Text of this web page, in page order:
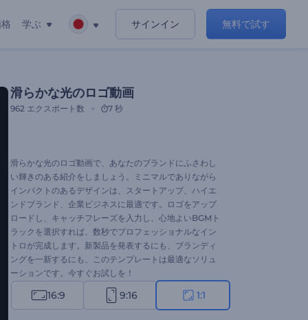
学ぶ サインイン 無料で試す
滑らかな光のロゴ動画
962 エクスポート数 7 秒
滑らかな光のロゴ動画で、あなたのブランドにふさわし
い輝きのある紹介をしましょう。ミニマルでありながら
インパクトのあるデザインは、スタートアップ、ハイエ
ンドブランド、企業ビジネスに最適です。ロゴをアップ
ロードし、キャッチフレーズを入力し、心地よいBGMト
ラックを選択すれば、数秒でプロフェッショナルなイン
トロが完成します。新製品を発表するにも、ブランディ
ングを一新するにも、このテンプレートは最適なソリュ
ーションです。今すぐお試しを！
16:9 9:16 1:1